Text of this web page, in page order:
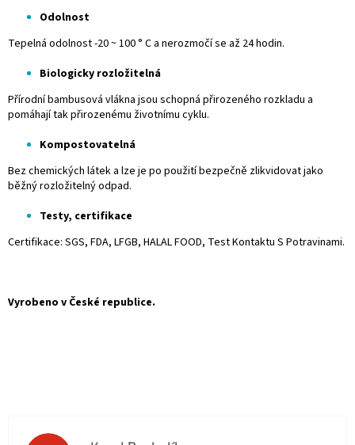
Odolnost
Tepelná odolnost -20 ~ 100 ° C a nerozmočí se až 24 hodin.
Biologicky rozložitelná
Přírodní bambusová vlákna jsou schopná přirozeného rozkladu a
pomáhají tak přirozenému životnímu cyklu.
Kompostovatelná
Bez chemických látek a lze je po použití bezpečně zlikvidovat jako
běžný rozložitelný odpad.
Testy, certifikace
Certifikace: SGS, FDA, LFGB, HALAL FOOD, Test Kontaktu S Potravinami.
Vyrobeno v České republice.